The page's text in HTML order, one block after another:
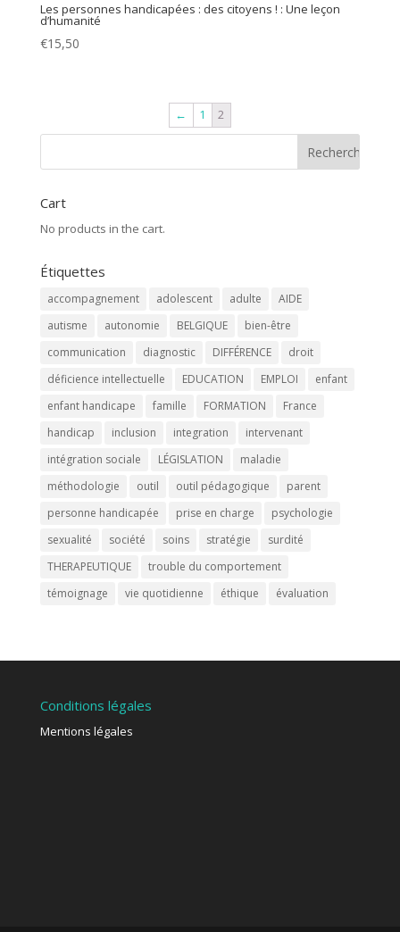
Les personnes handicapées : des citoyens ! : Une leçon
d’humanité
€15,50
← 1 2
Cart
No products in the cart.
Étiquettes
accompagnement adolescent adulte
AIDE
autisme
autonomie BELGIQUE
bien-être
communication
diagnostic DIFFÉRENCE
droit
déficience intellectuelle
EDUCATION EMPLOI
enfant
enfant handicape
famille FORMATION
France
handicap
inclusion integration
intervenant
intégration sociale
LÉGISLATION
maladie
méthodologie
outil outil pédagogique
parent
personne handicapée
prise en charge
psychologie
sexualité
société soins stratégie
surdité
THERAPEUTIQUE
trouble du comportement
témoignage
vie quotidienne éthique évaluation
Conditions légales
Mentions légales